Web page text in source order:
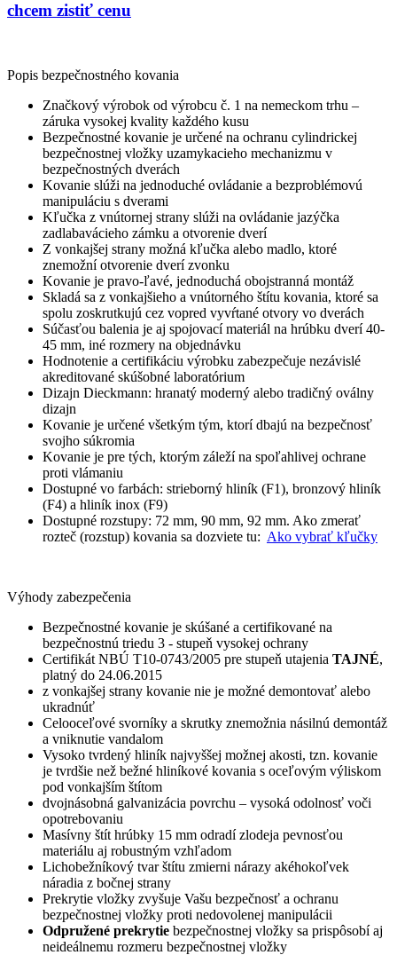
chcem zistiť cenu
Popis bezpečnostného kovania
Značkový výrobok od výrobcu č. 1 na nemeckom trhu –
záruka vysokej kvality každého kusu
Bezpečnostné kovanie je určené na ochranu cylindrickej
bezpečnostnej vložky uzamykacieho mechanizmu v
bezpečnostných dverách
Kovanie slúži na jednoduché ovládanie a bezproblémovú
manipuláciu s dverami
Kľučka z vnútornej strany slúži na ovládanie jazýčka
zadlabavácieho zámku a otvorenie dverí
Z vonkajšej strany možná kľučka alebo madlo, ktoré
znemožní otvorenie dverí zvonku
Kovanie je pravo-ľavé, jednoduchá obojstranná montáž
Skladá sa z vonkajšieho a vnútorného štítu kovania, ktoré sa
spolu zoskrutkujú cez vopred vyvŕtané otvory vo dverách
Súčasťou balenia je aj spojovací materiál na hrúbku dverí 40-
45 mm, iné rozmery na objednávku
Hodnotenie a certifikáciu výrobku zabezpečuje nezávislé
akreditované skúšobné laboratórium
Dizajn Dieckmann: hranatý moderný alebo tradičný oválny
dizajn
Kovanie je určené všetkým tým, ktorí dbajú na bezpečnosť
svojho súkromia
Kovanie je pre tých, ktorým záleží na spoľahlivej ochrane
proti vlámaniu
Dostupné vo farbách: strieborný hliník (F1), bronzový hliník
(F4) a hliník inox (F9)
Dostupné rozstupy: 72 mm, 90 mm, 92 mm. Ako zmerať
rozteč (rozstup) kovania sa dozviete tu: Ako vybrať kľučky
Výhody zabezpečenia
Bezpečnostné kovanie je skúšané a certifikované na
bezpečnostnú triedu 3 - stupeň vysokej ochrany
Certifikát NBÚ T10-0743/2005 pre stupeň utajenia TAJNÉ,
platný do 24.06.2015
z vonkajšej strany kovanie nie je možné demontovať alebo
ukradnúť
Celooceľové svorníky a skrutky znemožnia násilnú demontáž
a vniknutie vandalom
Vysoko tvrdený hliník najvyššej možnej akosti, tzn. kovanie
je tvrdšie než bežné hliníkové kovania s oceľovým výliskom
pod vonkajším štítom
dvojnásobná galvanizácia povrchu – vysoká odolnosť voči
opotrebovaniu
Masívny štít hrúbky 15 mm odradí zlodeja pevnosťou
materiálu aj robustným vzhľadom
Lichobežníkový tvar štítu zmierni nárazy akéhokoľvek
náradia z bočnej strany
Prekrytie vložky zvyšuje Vašu bezpečnosť a ochranu
bezpečnostnej vložky proti nedovolenej manipulácii
Odpružené prekrytie bezpečnostnej vložky sa prispôsobí aj
neideálnemu rozmeru bezpečnostnej vložky